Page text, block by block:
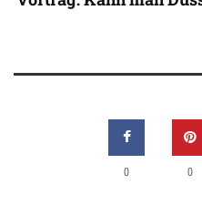
0 0